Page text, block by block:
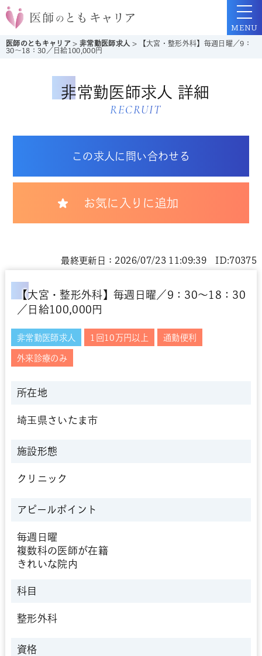
医師のともキャリア >非常勤医師求人 >
【大宮・整形外科】毎週日曜／9：
30～18：30／日給100,000円
MENU
非常勤医師求人 詳細
RECRUIT
この求人に問い合わせる
お気に入りに追加
【大宮・整形外科】毎週日曜／9：30～18：30
／日給100,000円
最終更新日：2026/07/23 11:09:39 ID:70375
非常勤医師求人 1回10万円以上 通勤便利
外来診療のみ
所在地
埼玉県さいたま市
施設形態
クリニック
アピールポイント
毎週日曜
複数科の医師が在籍
きれいな院内
科目
整形外科
資格